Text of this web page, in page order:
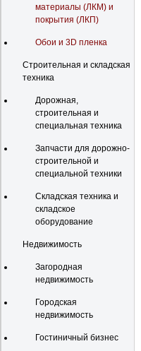
материалы (ЛКМ) и
покрытия (ЛКП)
Обои и 3D пленка
Строительная и складская
техника
Дорожная,
строительная и
специальная техника
Запчасти для дорожно-
строительной и
специальной техники
Складская техника и
складское
оборудование
Недвижимость
Загородная
недвижимость
Городская
недвижимость
Гостиничный бизнес